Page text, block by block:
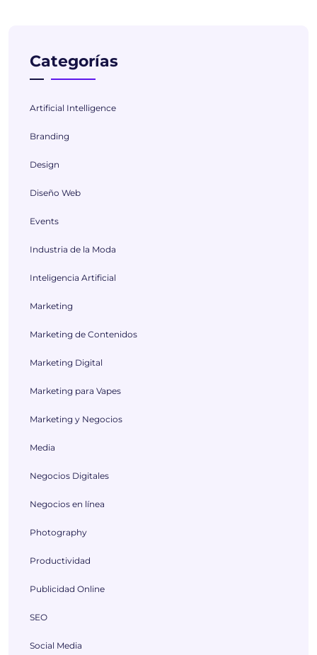
Categorías
Artificial Intelligence
Branding
Design
Diseño Web
Events
Industria de la Moda
Inteligencia Artificial
Marketing
Marketing de Contenidos
Marketing Digital
Marketing para Vapes
Marketing y Negocios
Media
Negocios Digitales
Negocios en línea
Photography
Productividad
Publicidad Online
SEO
Social Media